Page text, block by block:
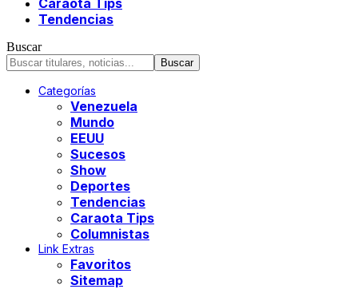
Caraota Tips
Tendencias
Buscar
Categorías
Venezuela
Mundo
EEUU
Sucesos
Show
Deportes
Tendencias
Caraota Tips
Columnistas
Link Extras
Favoritos
Sitemap